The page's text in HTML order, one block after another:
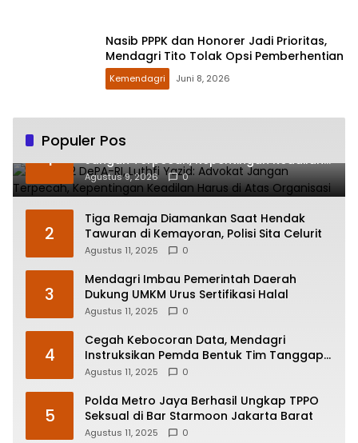
Nasib PPPK dan Honorer Jadi Prioritas,
Mendagri Tito Tolak Opsi Pemberhentian
Kemendagri Juni 8, 2026
Populer Pos
1
HUT ke-2 DePA-RI, Luthfi Yazid: Advokat
Jangan Terpecah, Kepentingan Keadilan
Harus di Atas Organisasi
Agustus 9, 2026 0
2
Tiga Remaja Diamankan Saat Hendak
Tawuran di Kemayoran, Polisi Sita Celurit
Agustus 11, 2025 0
3
Mendagri Imbau Pemerintah Daerah
Dukung UMKM Urus Sertifikasi Halal
Agustus 11, 2025 0
4
Cegah Kebocoran Data, Mendagri
Instruksikan Pemda Bentuk Tim Tanggap
Insiden Siber
Agustus 11, 2025 0
5
Polda Metro Jaya Berhasil Ungkap TPPO
Seksual di Bar Starmoon Jakarta Barat
Agustus 11, 2025 0